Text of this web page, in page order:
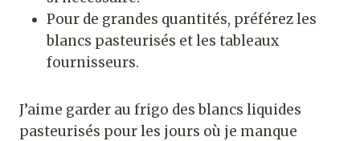
Pour de grandes quantités, préférez les
blancs pasteurisés et les tableaux
fournisseurs.
J’aime garder au frigo des blancs liquides
pasteurisés pour les jours où je manque